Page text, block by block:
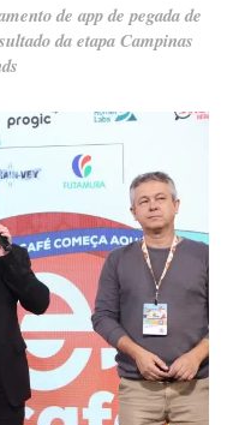
de app de pegada de
da etapa Campinas